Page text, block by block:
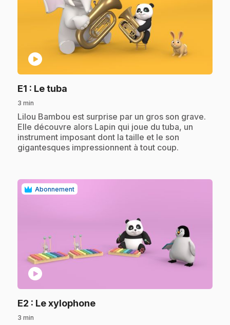
play_circle
E1 : Le tuba
3 min
.Lilou Bambou est surprise par un gros son grave.
Elle découvre alors Lapin qui joue du tuba, un
instrument imposant dont la taille et le son
gigantesques impressionnent à tout coup.
Abonnement
play_circle
E2 : Le xylophone.
3 min